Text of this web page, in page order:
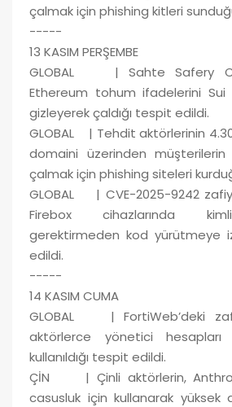
çalmak için phishing kitleri
-----
13 KASIM PERŞEMBE
GLOBAL | Sahte Safery
Ethereum tohum ifadelerini Sui
gizleyerek çaldığı tespit edildi.
GLOBAL | Tehdit aktörlerinin
domaini üzerinden
çalmak için phishing siteleri
GLOBAL | CVE-2025-9242
Firebox cihazlarında
gerektirmeden kod yürütmeye
edildi.
-----
14 KASIM CUMA
GLOBAL | FortiWeb’deki
aktörlerce yönetici
kullanıldığı tespit edildi.
ÇİN | Çinli aktörlerin,
casusluk için kullanarak yüksek